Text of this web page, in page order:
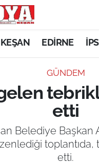
KEŞAN EDİRNE
GÜNDEM
gelen
etti
Belediye Başkan
toplantıda,
etti.